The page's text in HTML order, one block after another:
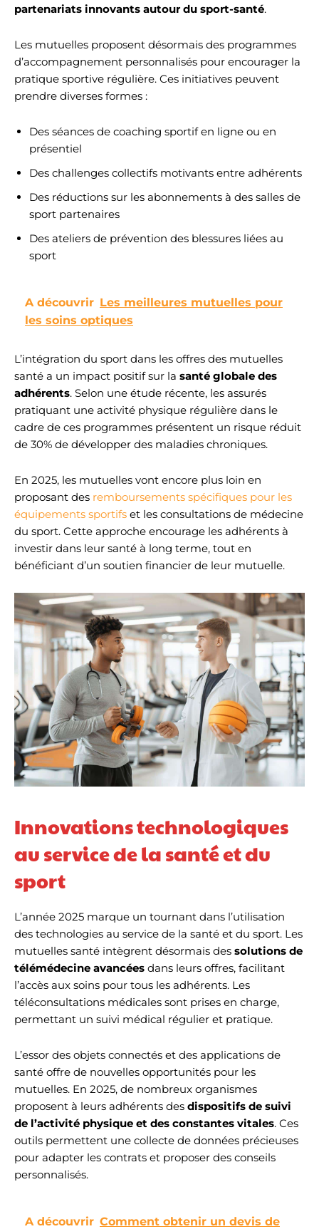
partenariats innovants autour du sport-santé.
Les mutuelles proposent désormais des programmes
d’accompagnement personnalisés pour encourager la
pratique sportive régulière. Ces initiatives peuvent
prendre diverses formes :
Des séances de coaching sportif en ligne ou en
présentiel
Des challenges collectifs motivants entre adhérents
Des réductions sur les abonnements à des salles de
sport partenaires
Des ateliers de prévention des blessures liées au
sport
A découvrir Les meilleures mutuelles pour
les soins optiques
L’intégration du sport dans les offres des mutuelles
santé a un impact positif sur la santé globale des
adhérents. Selon une étude récente, les assurés
pratiquant une activité physique régulière dans le
cadre de ces programmes présentent un risque réduit
de 30% de développer des maladies chroniques.
En 2025, les mutuelles vont encore plus loin en
proposant des remboursements spécifiques pour les
équipements sportifs et les consultations de médecine
du sport. Cette approche encourage les adhérents à
investir dans leur santé à long terme, tout en
bénéficiant d’un soutien financier de leur mutuelle.
Innovations technologiques
au service de la santé et du
sport
L’année 2025 marque un tournant dans l’utilisation
des technologies au service de la santé et du sport. Les
mutuelles santé intègrent désormais des solutions de
télémédecine avancées dans leurs offres, facilitant
l’accès aux soins pour tous les adhérents. Les
téléconsultations médicales sont prises en charge,
permettant un suivi médical régulier et pratique.
L’essor des objets connectés et des applications de
santé offre de nouvelles opportunités pour les
mutuelles. En 2025, de nombreux organismes
proposent à leurs adhérents des dispositifs de suivi
de l’activité physique et des constantes vitales. Ces
outils permettent une collecte de données précieuses
pour adapter les contrats et proposer des conseils
personnalisés.
A découvrir Comment obtenir un devis de